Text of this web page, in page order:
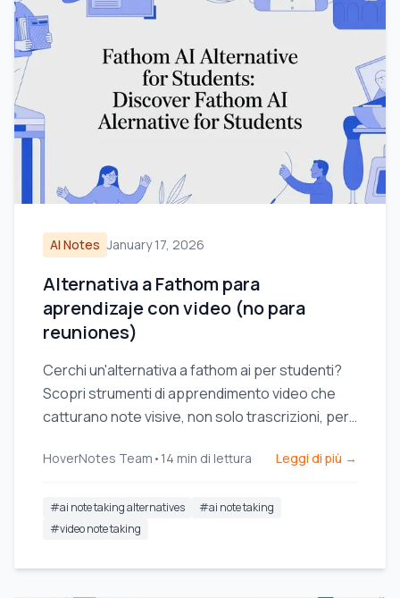
AI Notes January 17, 2026
Alternativa a Fathom para
aprendizaje con video (no para
reuniones)
Cerchi un'alternativa a fathom ai per studenti?
Scopri strumenti di apprendimento video che
catturano note visive, non solo trascrizioni, per
HoverNotes Team • 14 min di lettura Leggi di più →
#ai note taking alternatives #ai note taking
#video note taking